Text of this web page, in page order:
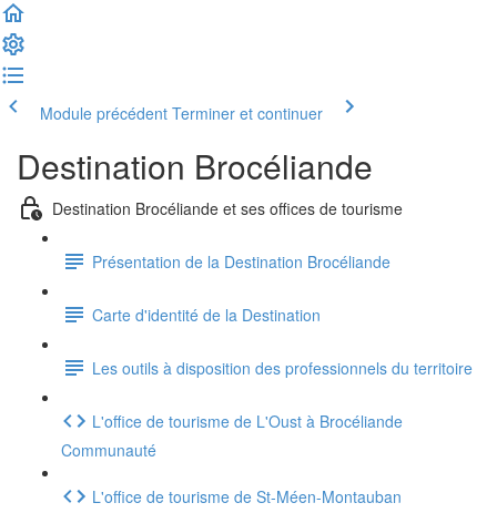
Module précédent Terminer et continuer
Destination Brocéliande
Destination Brocéliande et ses offices de tourisme
Présentation de la Destination Brocéliande
Carte d'identité de la Destination
Les outils à disposition des professionnels du territoire
L'office de tourisme de L'Oust à Brocéliande
Communauté
L'office de tourisme de St-Méen-Montauban